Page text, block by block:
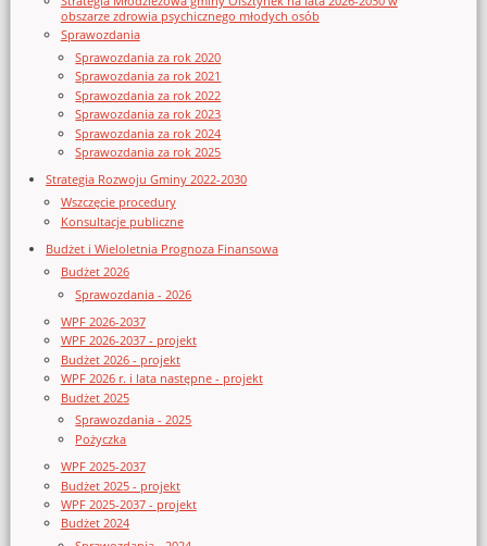
obszarze zdrowia psychicznego młodych osób
Sprawozdania
Sprawozdania za rok 2020
Sprawozdania za rok 2021
Sprawozdania za rok 2022
Sprawozdania za rok 2023
Sprawozdania za rok 2024
Sprawozdania za rok 2025
Strategia Rozwoju Gminy 2022-2030
Wszczęcie procedury
Konsultacje publiczne
Budżet i Wieloletnia Prognoza Finansowa
Budżet 2026
Sprawozdania - 2026
WPF 2026-2037
WPF 2026-2037 - projekt
Budżet 2026 - projekt
WPF 2026 r. i lata następne - projekt
Budżet 2025
Sprawozdania - 2025
Pożyczka
WPF 2025-2037
Budżet 2025 - projekt
WPF 2025-2037 - projekt
Budżet 2024